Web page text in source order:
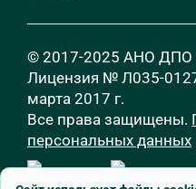
© 2017-2025 АНО ДПО
Лицензия № Л035-
марта 2017 г.
Все права защищены.
персональных данных